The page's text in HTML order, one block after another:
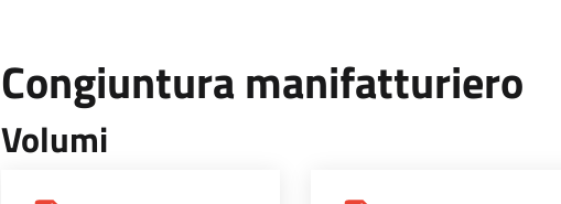
Congiuntura manifatturiero
Volumi